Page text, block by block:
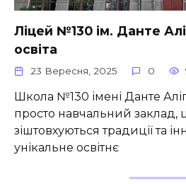
Ліцей №130 ім. Данте
освіта
23 Вересня, 2025 0
Школа №130 імені Данте
просто навчальний заклад,
зіштовхуються традиції та
унікальне освітнє